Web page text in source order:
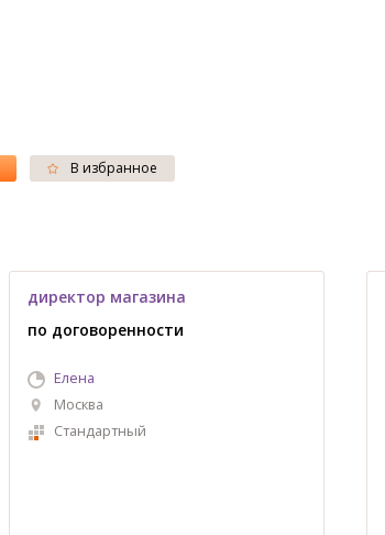
В избранное
директор магазина
по договоренности
Елена
Москва
Стандартный